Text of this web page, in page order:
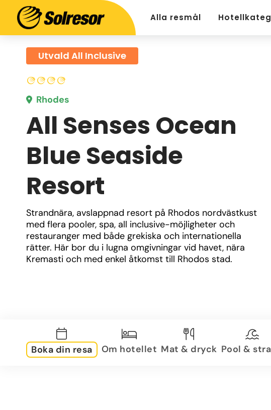
Alla resmål
Utvald All Inclusive
Rhodes
All Senses Ocean
Blue Seaside
Resort
Strandnära, avslappnad resort på Rhodos nordvästkust
med flera pooler, spa, all inclusive-möjligheter och
restauranger med både grekiska och internationella
rätter. Här bor du i lugna omgivningar vid havet, nära
Kremasti och med enkel åtkomst till Rhodos stad.
Boka din resa Om hotellet Mat & dryck Pool &